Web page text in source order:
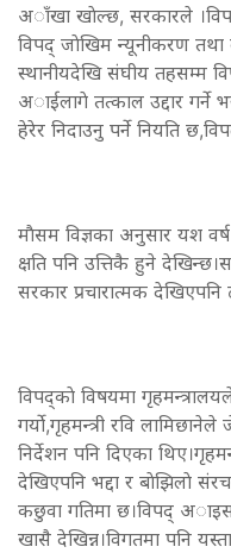
अाँखा खाेल्छ, सरकारले
विपद् जाेखिम न्यूनीकरण तथा
स्थानीयदेखि संघीय तहसम्म
अाईलागे तत्काल उद्दार
हेरेर निदाउनु पर्ने नियति
माैसम विज्ञका अनुसार यश
क्षति पनि उत्तिकै हुने
सरकार प्रचारात्मक देखिएपनि
विपद्काे विषयमा
गर्याे,गृहमन्त्री रवि
निर्देशन पनि दिएका
देखिएपनि भद्दा र बाेझिलाे
कछुवा गतिमा छ।विपद्
खासै देखिन्न।विगतमा पनि